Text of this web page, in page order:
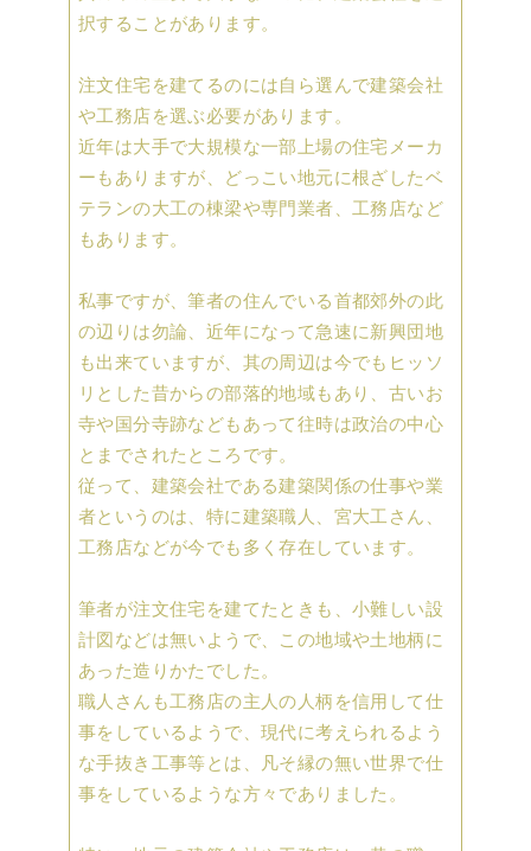
択することがあります。
注文住宅を建てるのには自ら選んで建築会社
や工務店を選ぶ必要があります。
近年は大手で大規模な一部上場の住宅メーカ
ーもありますが、どっこい地元に根ざしたベ
テランの大工の棟梁や専門業者、工務店など
もあります。
私事ですが、筆者の住んでいる首都郊外の此
の辺りは勿論、近年になって急速に新興団地
も出来ていますが、其の周辺は今でもヒッソ
リとした昔からの部落的地域もあり、古いお
寺や国分寺跡などもあって往時は政治の中心
とまでされたところです。
従って、建築会社である建築関係の仕事や業
者というのは、特に建築職人、宮大工さん、
工務店などが今でも多く存在しています。
筆者が注文住宅を建てたときも、小難しい設
計図などは無いようで、この地域や土地柄に
あった造りかたでした。
職人さんも工務店の主人の人柄を信用して仕
事をしているようで、現代に考えられるよう
な手抜き工事等とは、凡そ縁の無い世界で仕
事をしているような方々でありました。